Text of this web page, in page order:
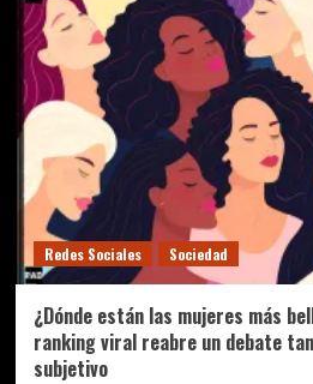
Redes Sociales Sociedad
¿Dónde están las mujeres más
ranking viral reabre un debate
subjetivo